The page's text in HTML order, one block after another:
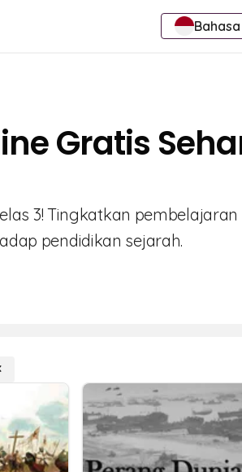
Gratis
3! Tingkatkan
pendidikan sejarah.